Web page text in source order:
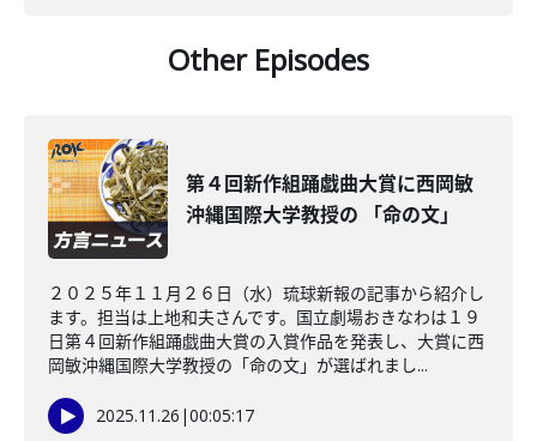
Other Episodes
第４回新作組踊戯曲大賞に西岡敏
沖縄国際大学教授の 「命の文」
２０２５年１１月２６日（水）琉球新報の記事から紹介し
ます。担当は上地和夫さんです。国立劇場おきなわは１９
日第４回新作組踊戯曲大賞の入賞作品を発表し、大賞に西
岡敏沖縄国際大学教授の「命の文」が選ばれまし...
2025.11.26 |00:05:17